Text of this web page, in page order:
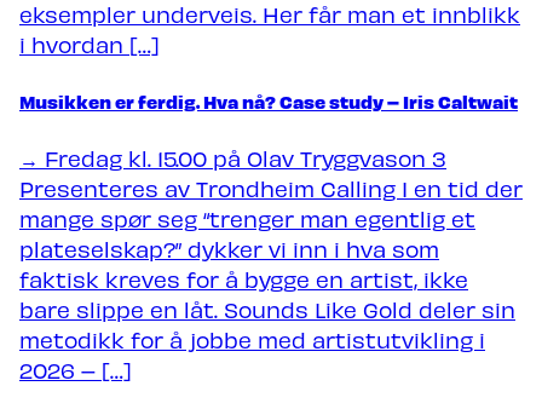
eksempler underveis. Her får man et innblikk
i hvordan […]
Musikken er ferdig. Hva nå? Case study – Iris Caltwait
→ Fredag kl. 15.00 på Olav Tryggvason 3
Presenteres av Trondheim Calling I en tid der
mange spør seg “trenger man egentlig et
plateselskap?” dykker vi inn i hva som
faktisk kreves for å bygge en artist, ikke
bare slippe en låt. Sounds Like Gold deler sin
metodikk for å jobbe med artistutvikling i
2026 – […]